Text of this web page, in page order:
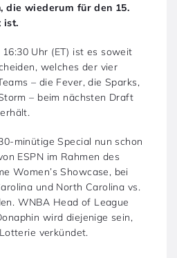
die wiederum für den 15.
ist.
Uhr (ET) ist es soweit
welches der vier
– die Fever, die Sparks,
– beim nächsten Draft
minütige Special nun schon
ESPN im Rahmen des
Women’s Showcase, bei
und North Carolina vs.
WNBA Head of League
wird diejenige sein,
verkündet.